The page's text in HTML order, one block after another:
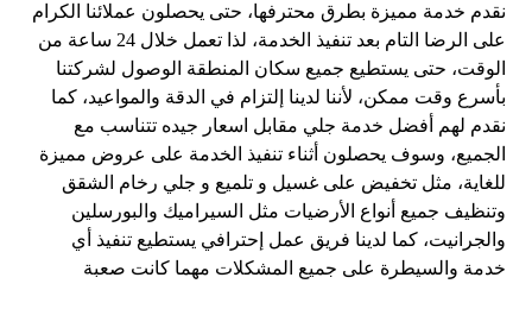
نقدم خدمة مميزة بطرق محترفها، حتى يحصلون عملائنا الكرام
على الرضا التام بعد تنفيذ الخدمة، لذا تعمل خلال 24 ساعة من
الوقت، حتى يستطيع جميع سكان المنطقة الوصول لشركتنا
بأسرع وقت ممكن، لأننا لدينا إلتزام في الدقة والمواعيد، كما
نقدم لهم أفضل خدمة جلي مقابل اسعار جيده تتناسب مع
الجميع، وسوف يحصلون أثناء تنفيذ الخدمة على عروض مميزة
للغاية، مثل تخفيض على غسيل و تلميع و جلي رخام الشقق
وتنظيف جميع أنواع الأرضيات مثل السيراميك والبورسلين
والجرانيت، كما لدينا فريق عمل إحترافي يستطيع تنفيذ أي
خدمة والسيطرة على جميع المشكلات مهما كانت صعبة